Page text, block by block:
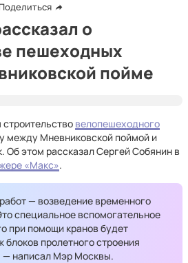
Поделиться
о
пешеходных
пойме
велопешеходного
между Мневниковской поймой и
Об этом рассказал Сергей Собянин в
«Макс».
— возведение временного
специальное вспомогательное
при помощи кранов будет
пролетного строения
— написал Мэр Москвы.